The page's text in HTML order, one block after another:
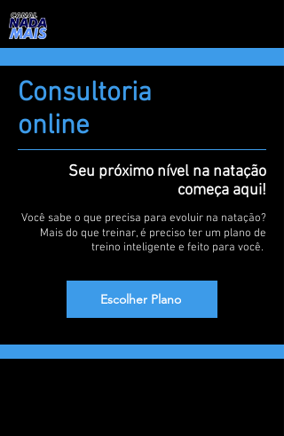
Consultoria
online
Seu próximo nível na natação
começa aqui!
Você sabe o que precisa para evoluir na natação?
Mais do que treinar, é preciso ter um plano de
treino inteligente e feito para você.
Escolher Plano